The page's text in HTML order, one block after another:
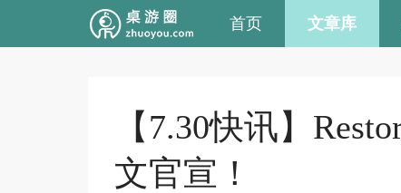
首页 文章库
【7.30快讯】
文官宣！